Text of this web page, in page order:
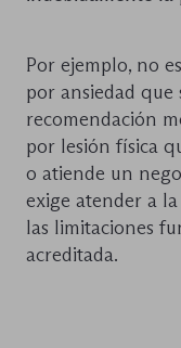
Por ejemplo, no
por ansiedad que
recomendación
por lesión física
o atiende un
exige atender a
las limitaciones
acreditada.